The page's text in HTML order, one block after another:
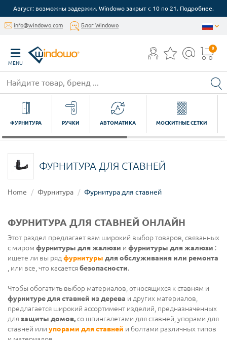
Август: возможны задержки. Windowo закрыт с 10 по 21. Подробнее.
info@windowo.com Блог Windowo
MENU
0
ФУРНИТУРА РУЧКИ АВТОМАТИКА МОСКИТНЫЕ СЕТКИ
ФУРНИТУРА ДЛЯ СТАВНЕЙ
Home Фурнитура Фурнитура для ставней
ФУРНИТУРА ДЛЯ СТАВНЕЙ ОНЛАЙН
Этот раздел предлагает вам широкий выбор товаров, связанных
с миром фурнитуры для жалюзи и фурнитуры для жалюзи :
ищете ли вы ряд фурнитуры для обслуживания или ремонта
, или все, что касаетсябезопасности.
Чтобы обогатить выбор материалов, относящихся к ставням и
фурнитуре для ставней из дерева и других материалов,
предлагается широкий ассортимент изделий, предназначенных
длязащиты домов,со шпингалетами для ставней, упорами для
ставней или упорами для ставней и болтами различных типов